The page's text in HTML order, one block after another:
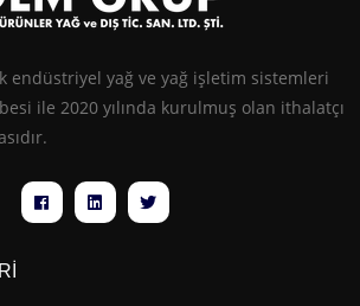
endüstriyel yağ ve yağ işletim sistemleri
ile 2020 yılında kurulmuş olan ithalatçı